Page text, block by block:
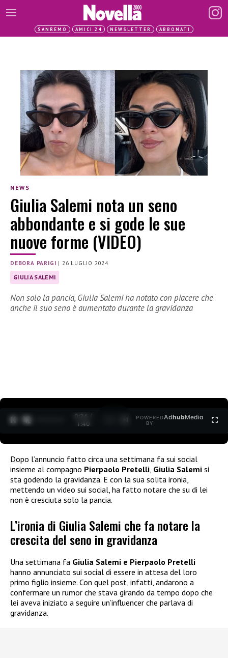
SANREMO AMICI 24 NEWSLETTER ABBONATI
NEWS
Giulia Salemi nota un seno
abbondante e si gode le sue
nuove forme (VIDEO)
DEBORA PARIGI | 26 LUGLIO 2024
GIULIA SALEMI
Non solo la pancia, Giulia Salemi ha notato con piacere che
anche il suo seno è aumentato durante la gravidanza
0:28 /
1:40
POWERED
BY
AdhubMedia
Dopo l’annuncio fatto circa una settimana fa sui social
insieme al compagno Pierpaolo Pretelli Giulia Salemi si
sta godendo la gravidanza. E con la sua solita ironia,
mettendo un video sui social, ha fatto notare che su di lei
non è cresciuta solo la pancia.
L’ironia di Giulia Salemi che fa notare la
crescita del seno in gravidanza
Una settimana fa Giulia Salemi e Pierpaolo Pretelli
hanno annunciato sui social di essere in attesa del loro
primo figlio insieme. Con quel post, infatti, andarono a
confermare un rumor che stava girando da tempo dopo che
lei aveva iniziato a seguire un’influencer che parlava di
gravidanza.